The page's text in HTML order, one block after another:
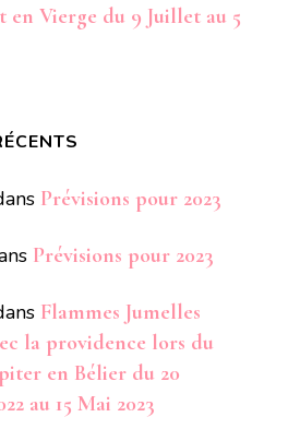
en Vierge du 9 Juillet au 5
Prévisions pour 2023
Prévisions pour 2023
Flammes Jumelles
la providence lors du
en Bélier du 20
au 15 Mai 2023